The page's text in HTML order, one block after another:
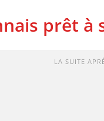
prêt à
LA SUITE